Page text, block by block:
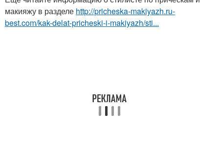
макияжу в разделе http://pricheska-makiyazh.ru-
best.com/kak-delat-pricheski-i-makiyazh/sti...